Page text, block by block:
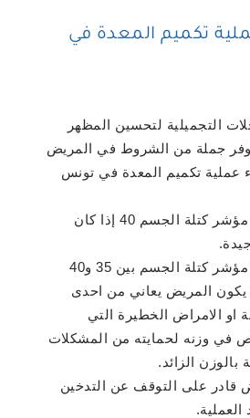
تكميم المعدة في
التجميلية لتحسين المظهر
جملة من الشروط في المريض
عملية تكميم المعدة في تونس
يجب ان يتجاوز مؤشر كتلة الجسم 40 إذا كان
يجب ان يتراوح مؤشر كتلة الجسم بين 35 و40
المريض يعاني من احدى
او الامراض الخطيرة التي
في وزنه لحمايته من المشكلات
بالوزن الزائد.
قادر على التوقف عن التدخين